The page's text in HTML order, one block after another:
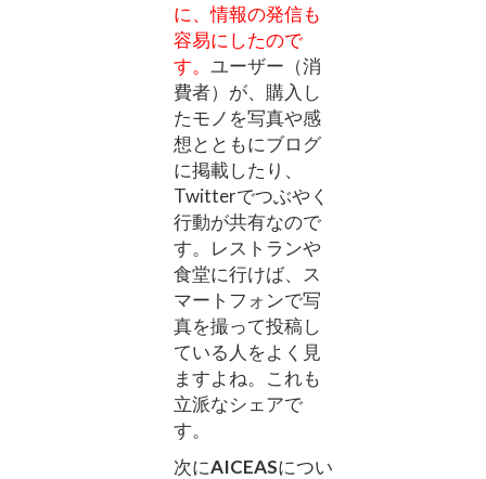
に、情報の発信も
容易にしたので
す。 ユーザー（消
費者）が、購入し
たモノを写真や感
想とともにブログ
に掲載したり、
Twitterでつぶやく
行動が共有なので
す。レストランや
食堂に行けば、ス
マートフォンで写
真を撮って投稿し
ている人をよく見
ますよね。これも
立派なシェアで
す。
次にAICEASについ